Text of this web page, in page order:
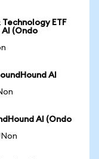
ETF
AI (Ondo
AI
AI (Ondo